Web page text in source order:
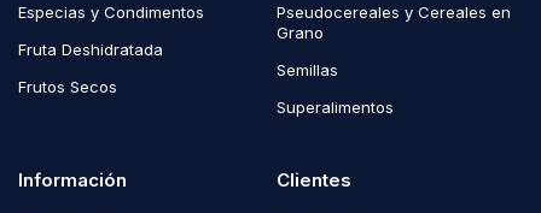
Especias y Condimentos
Fruta Deshidratada
Frutos Secos
Pseudocereales y Cereales en
Grano
Semillas
Superalimentos
Información Clientes